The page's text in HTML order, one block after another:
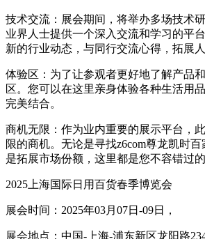
技术交流：展会期间，将举办多场技术
业界人士提供一个深入交流和学习的平
新的行业动态，与同行交流心得，拓展人
体验区：为了让参观者更好地了解产品
区。您可以在这里亲身体验各种生活用
完美结合。
商机无限：作为业内重要的展示平台，
限的商机。无论是寻找z6com尊龙凯时
是拓展市场份额，这里都是您不容错过的
2025上海国际日用百货春季博览会
展会时间：2025年03月07日-09日，
展会地点：中国-上海-浦东新区龙阳路